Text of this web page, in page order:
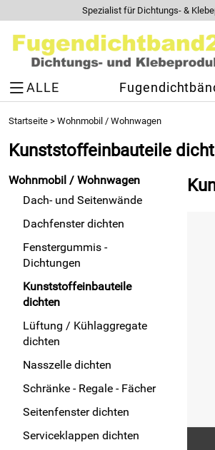
Spezialist für Dichtungs- &
ALLE
Startseite > Wohnmobil / Wohnwagen
Kunststoffeinbauteile
Wohnmobil / Wohnwagen
Dach- und Seitenwände
Dachfenster dichten
Fenstergummis -
Dichtungen
Kunststoffeinbauteile
dichten
Lüftung / Kühlaggregate
dichten
Nasszelle dichten
Schränke - Regale - Fächer
Seitenfenster dichten
Serviceklappen dichten